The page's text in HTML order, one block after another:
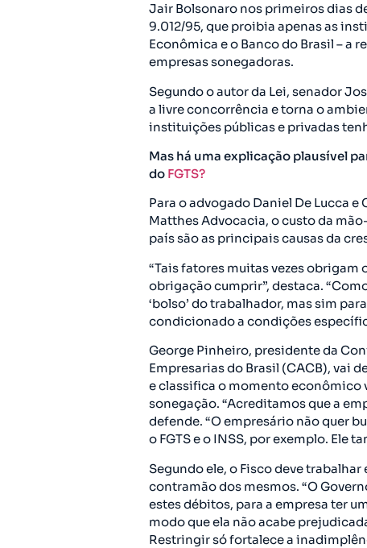
Jair Bolsonaro nos primeiros dias
9.012/95, que proibia apenas as
Econômica e o Banco do Brasil – a
empresas sonegadoras.
Segundo o autor da Lei, senador
a livre concorrência e torna o
instituições públicas e privadas
Mas há uma explicação plausível
do FGTS?
Para o advogado Daniel De Lucca
Matthes Advocacia, o custo da
país são as principais causas da
“Tais fatores muitas vezes
obrigação cumprir”, destaca.
‘bolso’ do trabalhador, mas sim
condicionado a condições
George Pinheiro, presidente da
Empresarias do Brasil (CACB), vai
e classifica o momento econômico
sonegação. “Acreditamos que a
defende. “O empresário não quer
o FGTS e o INSS, por exemplo. Ele
Segundo ele, o Fisco deve
contramão dos mesmos. “O
estes débitos, para a empresa ter
modo que ela não acabe
Restringir só fortalece a